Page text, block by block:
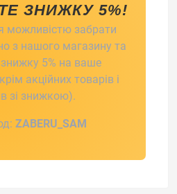
ЗНИЖКУ 5%!
можливістю забрати
з нашого магазину та
5% на ваше
акційних товарів і
зі знижкою).
ZABERU_SAM